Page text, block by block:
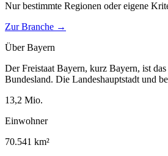
Nur bestimmte Regionen oder eigene
Zur Branche →
ÜberBayern
Der Freistaat Bayern, kurz Bayern, ist
Bundesland. Die Landeshauptstadt und
13,2 Mio.
Einwohner
70.541 km²